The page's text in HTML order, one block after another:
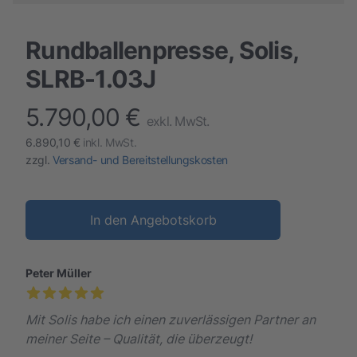
Rundballenpresse, Solis,
SLRB-1.03J
finalProduct information
5.790,00 € exkl. MwSt.
6.890,10 € inkl. MwSt.
zzgl. Versand- und Bereitstellungskosten
In den Angebotskorb
Peter Müller
Mit Solis habe ich einen zuverlässigen Partner an
meiner Seite – Qualität, die überzeugt!